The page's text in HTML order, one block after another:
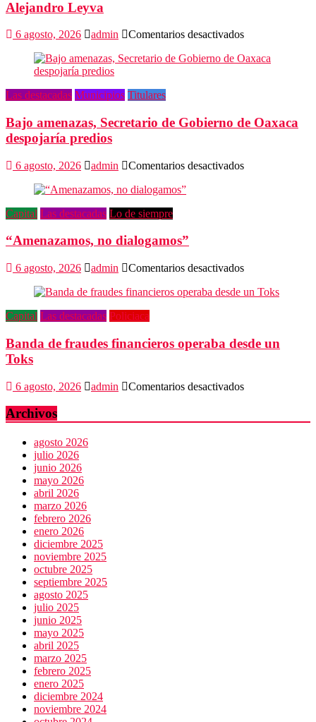
Alejandro Leyva
6 agosto, 2026 admin Comentarios desactivadosen
SEGOB
crimen
Las destacadas Municipios Titulares
Bajo amenazas, Secretario de Gobierno de Oaxaca
despojaría predios
6 agosto, 2026 admin Comentarios desactivadosen
despojaría
Capital Las destacadas Lo de siempre
“Amenazamos, no dialogamos”
6 agosto, 2026 admin Comentarios desactivadosen
no
Capital Las destacadas Policiaca
Banda de fraudes financieros operaba desde un
Toks
6 agosto, 2026 admin Comentarios desactivadosen
fraudes
Archivos
agosto 2026
julio 2026
junio 2026
mayo 2026
abril 2026
marzo 2026
febrero 2026
enero 2026
diciembre 2025
noviembre 2025
octubre 2025
septiembre 2025
agosto 2025
julio 2025
junio 2025
mayo 2025
abril 2025
marzo 2025
febrero 2025
enero 2025
diciembre 2024
noviembre 2024